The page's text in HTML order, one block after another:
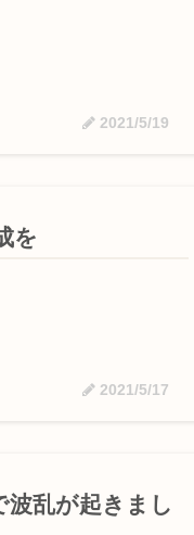
2021/5/19
を
2021/5/17
波乱が起きまし